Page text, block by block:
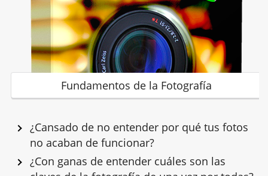
Fundamentos de la Fotografía
¿Cansado de no entender por qué tus fotos
no acaban de funcionar?
¿Con ganas de entender cuáles son las